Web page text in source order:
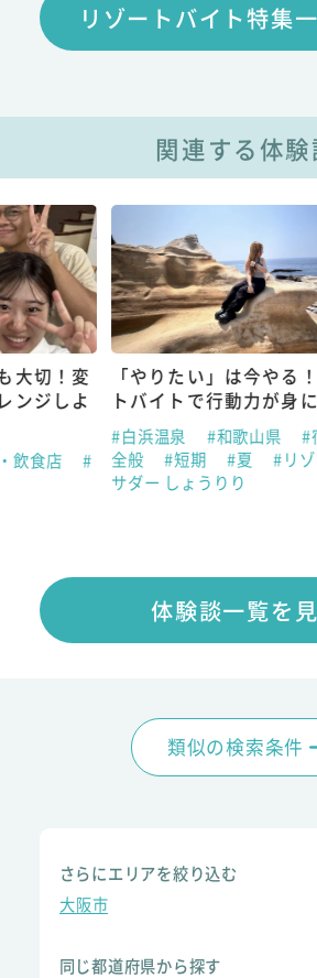
リゾートバイト特集
関連する体験
！リゾー
についた
ゾバアンバ
その土地でしか出会え
のご縁は、何ものにも
い！
#白浜温泉 #和歌山県
#
ト・ベル・受付
体験談一覧を
類似の検索条件
さらにエリアを絞り込む
大阪市
同じ都道府県から探す